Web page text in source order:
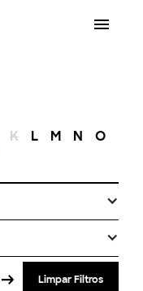
K L M N O
Limpar Filtros